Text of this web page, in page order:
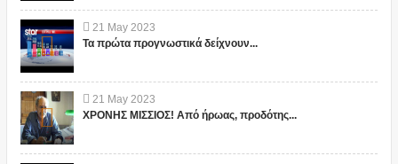
21 May 2023
Τα πρώτα προγνωστικά δείχνουν...
21 May 2023
ΧΡΟΝΗΣ ΜΙΣΣΙΟΣ! Από ήρωας, προδότης...